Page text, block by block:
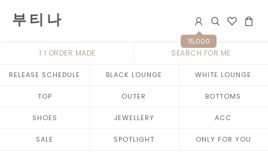
부 티 나
15,000
1:1 ORDER MADE SEARCH FOR ME
RELEASE SCHEDULE BLACK LOUNGE WHITE LOUNGE
TOP OUTER BOTTOMS
SHOES JEWELLERY ACC
SALE SPOTLIGHT ONLY FOR YOU